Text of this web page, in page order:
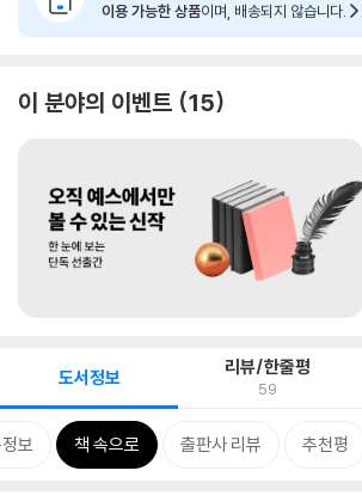
이용 가능한 상품이며, 배송되지 않습니다.
이 분야의 이벤트 15
도서정보 리뷰/한줄평
59
보 책 속으로 출판사 리뷰 추천평